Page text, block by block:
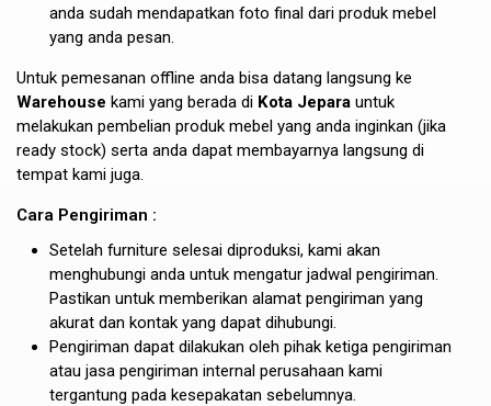
anda sudah mendapatkan foto final dari produk mebel
yang anda pesan.
Untuk pemesanan offline anda bisa datang langsung ke
Warehouse kami yang berada di Kota Jepara untuk
melakukan pembelian produk mebel yang anda inginkan (jika
ready stock) serta anda dapat membayarnya langsung di
tempat kami juga.
Cara Pengiriman :
Setelah furniture selesai diproduksi, kami akan
menghubungi anda untuk mengatur jadwal pengiriman.
Pastikan untuk memberikan alamat pengiriman yang
akurat dan kontak yang dapat dihubungi.
Pengiriman dapat dilakukan oleh pihak ketiga pengiriman
atau jasa pengiriman internal perusahaan kami
tergantung pada kesepakatan sebelumnya.